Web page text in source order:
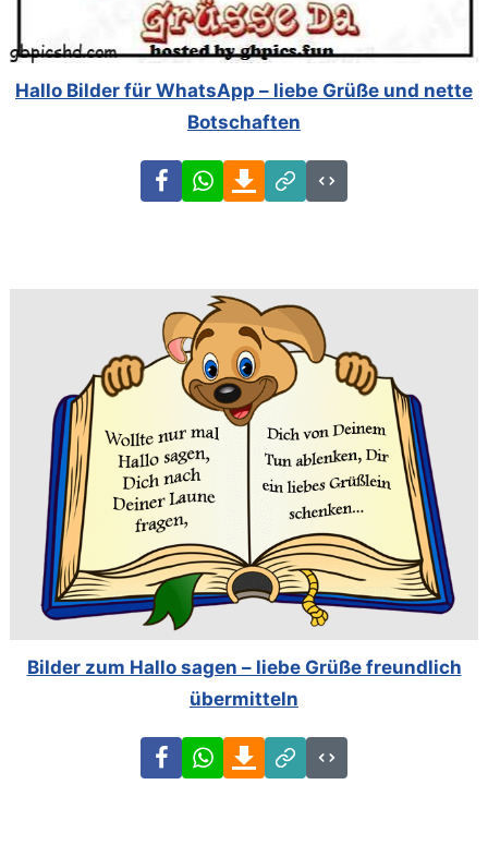
Hallo Bilder für WhatsApp – liebe Grüße und nette
Botschaften
FacebookWhatsAppDownload
Link
Code
Bilder zum Hallo sagen – liebe Grüße freundlich
übermitteln
FacebookWhatsAppDownload
Link
Code